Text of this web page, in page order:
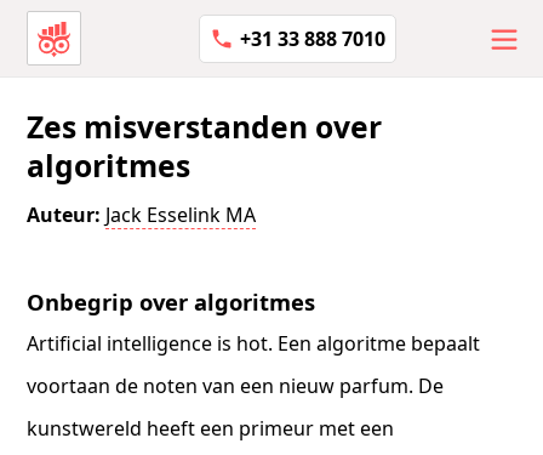
+31 33 888 7010
Zes misverstanden over
algoritmes
Auteur: Jack Esselink MA
Onbegrip over algoritmes
Artificial intelligence is hot. Een algoritme bepaalt
voortaan de noten van een nieuw parfum. De
kunstwereld heeft een primeur met een